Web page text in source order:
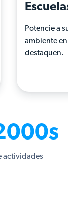
Potencie a
ambiente
destaquen.
actividades